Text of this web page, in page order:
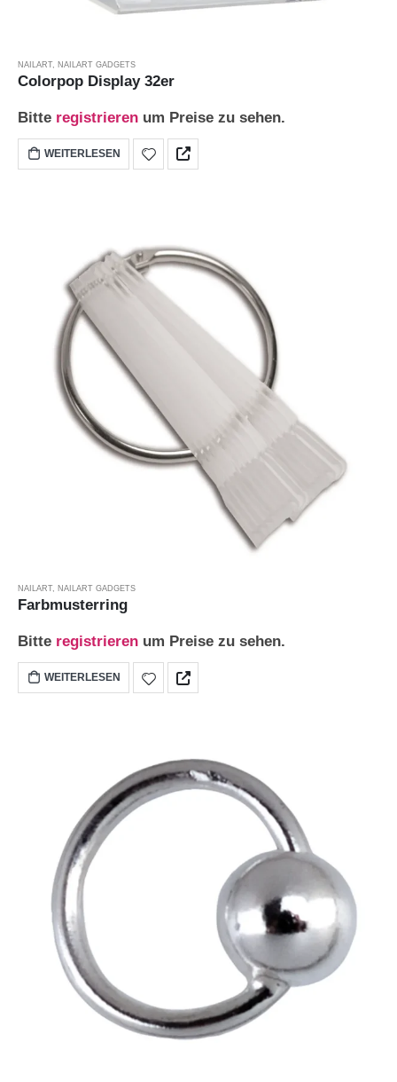
NAILART, NAILART GADGETS
Colorpop Display 32er
Bitte registrieren um Preise zu sehen.
WEITERLESEN
NAILART, NAILART GADGETS
Farbmusterring
Bitte registrieren um Preise zu sehen.
WEITERLESEN